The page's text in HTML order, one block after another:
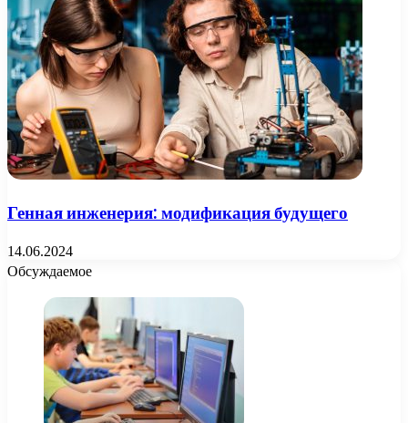
Генная инженерия: модификация будущего
14.06.2024
Обсуждаемое